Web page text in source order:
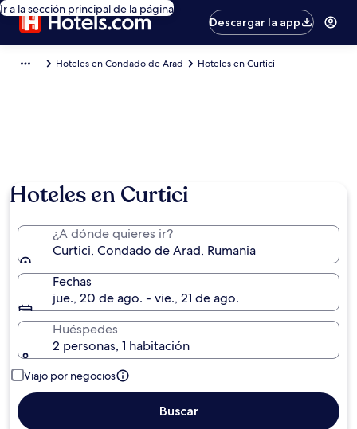
Ir a la sección principal de la página
Descargar la app
Hoteles en Condado de Arad Hoteles en Curtici
Hoteles en Curtici
¿A dónde quieres ir?
Curtici, Condado de Arad, Rumania
Fechas
jue., 20 de ago. - vie., 21 de ago.
Huéspedes
2 personas, 1 habitación
Viajo por negocios
Buscar